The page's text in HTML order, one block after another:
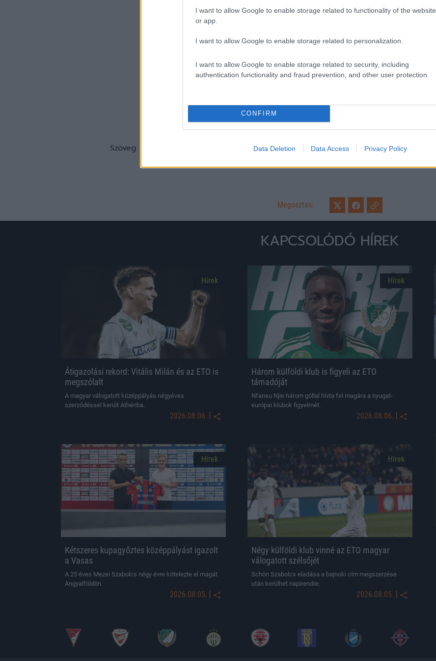
I want to allow Google to enable storage related to functionality of the website
or app.
I want to allow Google to enable storage related to personalization.
I want to allow Google to enable storage related to security, including
authentication functionality and fraud prevention, and other user protection.
CONFIRM
Data Deletion Data Access Privacy Policy
0%
Szöveg forrása: Vasas Kubala Akadémia
Megosztás:
KAPCSOLÓDÓ HÍREK
Hírek
Átigazolási rekord: Vitális Milán és az ETO is
megszólalt
A magyar válogatott középpályás négyéves
szerződéssel került Athénba.
2026.08.06. |
Hírek
Három külföldi klub is figyeli az ETO
támadóját
Nfansu Njie három góllal hívta fel magára a nyugat-
európai klubok figyelmét.
2026.08.06. |
Hírek
Kétszeres kupagyőztes középpályást igazolt
a Vasas
A 25 éves Mezei Szabolcs négy évre kötelezte el magát
Angyalföldön.
2026.08.05. |
Hírek
Négy külföldi klub vinné az ETO magyar
válogatott szélsőjét
Schön Szabolcs eladása a bajnoki cím megszerzése
után kerülhet napirendre.
2026.08.05. |